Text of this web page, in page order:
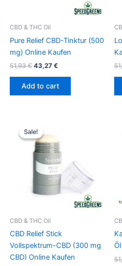
CBD & THC Oil
Pure Relief CBD-Tinktur (500
mg) Online Kaufen
51,93€43,27€
Add to cart
Sale!
Sale!
CBD & THC Oil
CBD Relief Stick
Vollspektrum-CBD (300 mg
CBD) Online Kaufen
price
was:
51,93 €.43,27 €.